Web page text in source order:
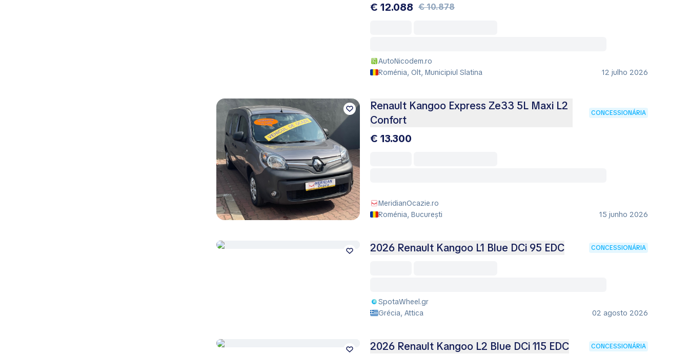
€ 12.088 € 10.878
AutoNicodem.ro
Roménia, Olt, Municipiul Slatina
12 julho 2026
Renault Kangoo Express Ze33 5L Maxi L2
Confort
CONCESSIONÁRIA
€ 13.300
MeridianOcazie.ro
Roménia, București
15 junho 2026
2026 Renault Kangoo L1 Blue DCi 95 EDC CONCESSIONÁRIA
SpotaWheel.gr
Grécia, Attica
02 agosto 2026
2026 Renault Kangoo L2 Blue DCi 115 EDC CONCESSIONÁRIA